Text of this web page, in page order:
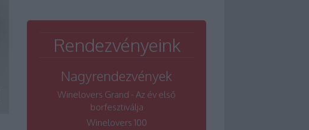
Rendezvényeink
Nagyrendezvények
Winelovers Grand - Az év első
borfesztiválja
Winelovers 100